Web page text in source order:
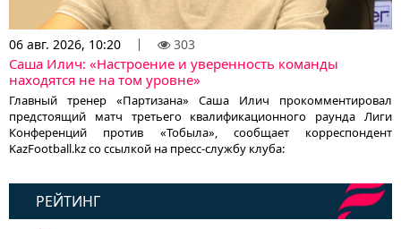
06 авг. 2026, 10:20 303
Саша Илич: «Настроение и уверенность команды
находятся не на том уровне»
Главный тренер «Партизана» Саша Илич прокомментировал
предстоящий матч третьего квалификационного раунда Лиги
Конференций против «Тобыла», сообщает корреспондент
KazFootball.kz со ссылкой на пресс-службу клуба:
РЕЙТИНГ